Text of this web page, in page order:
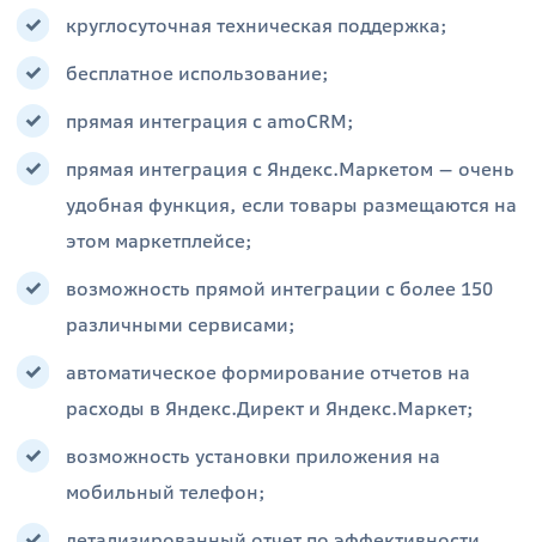
круглосуточная техническая поддержка;
бесплатное использование;
прямая интеграция с amoCRM;
прямая интеграция с Яндекс.Маркетом — очень
удобная функция, если товары размещаются на
этом маркетплейсе;
возможность прямой интеграции с более 150
различными сервисами;
автоматическое формирование отчетов на
расходы в Яндекс.Директ и Яндекс.Маркет;
возможность установки приложения на
мобильный телефон;